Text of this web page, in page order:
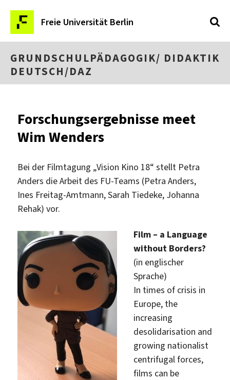
Freie Universität Berlin
GRUNDSCHULPÄDAGOGIK/ DIDAKTIK
DEUTSCH/DAZ
Forschungsergebnisse meet
Wim Wenders
Bei der Filmtagung „Vision Kino 18“ stellt Petra
Anders die Arbeit des FU-Teams (Petra Anders,
Ines Freitag-Amtmann, Sarah Tiedeke, Johanna
Rehak) vor.
Film – a Language
without Borders?
(in englischer
Sprache)
In times of crisis in
Europe, the
increasing
desolidarisation and
growing nationalist
centrifugal forces,
films can be